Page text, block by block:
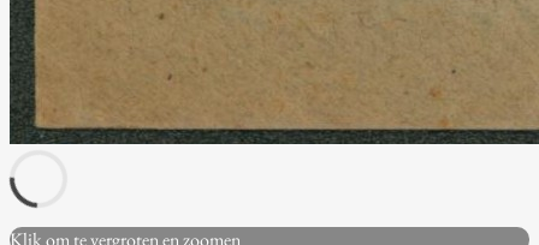
Klik om te vergroten en zoomen